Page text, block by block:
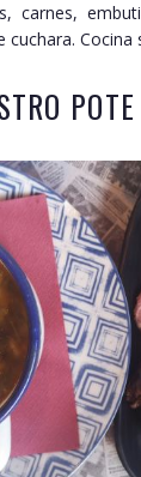
carnes,
cuchara. Cocina
POTE